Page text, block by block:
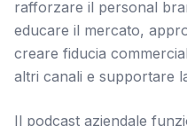
rafforzare il personal
educare il mercato,
creare fiducia
altri canali e supportare
Il podcast aziendale